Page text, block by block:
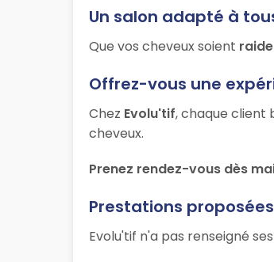
Un salon adapté à
Que vos cheveux soient
Offrez-vous une
Chez Evolu'tif, chaque client
cheveux.
Prenez rendez-vous dès
Prestations proposées
Evolu'tif n'a pas renseigné